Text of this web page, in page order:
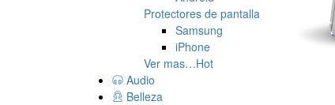
Protectores de pantalla
Samsung
iPhone
Ver mas…Hot
Audio
Belleza